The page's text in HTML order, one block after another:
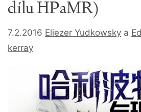
dílu HPaMR)
7.2.2016 Eliezer Yudkowsky a
kerray